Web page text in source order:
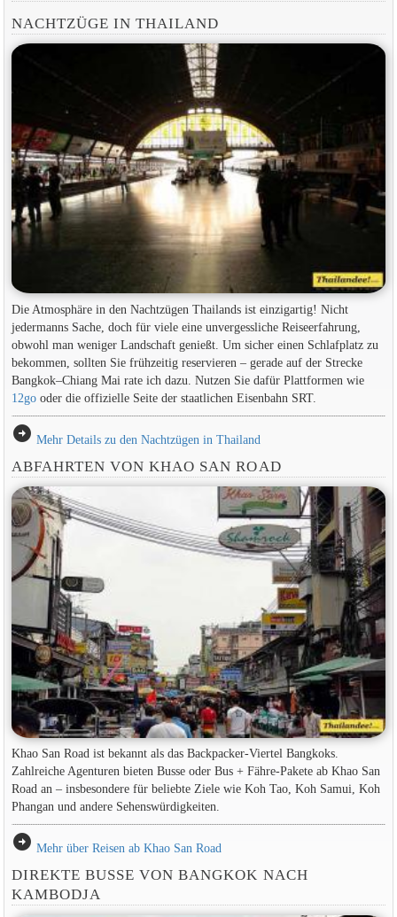
NACHTZÜGE IN THAILAND
Die Atmosphäre in den Nachtzügen Thailands ist einzigartig! Nicht
jedermanns Sache, doch für viele eine unvergessliche Reiseerfahrung,
obwohl man weniger Landschaft genießt. Um sicher einen Schlafplatz zu
bekommen, sollten Sie frühzeitig reservieren – gerade auf der Strecke
Bangkok–Chiang Mai rate ich dazu. Nutzen Sie dafür Plattformen wie
12gooder die offizielle Seite der staatlichen Eisenbahn SRT.
arrow_circle_right Mehr Details zu den Nachtzügen in Thailand
ABFAHRTEN VON KHAO SAN ROAD
Khao San Road ist bekannt als das Backpacker-Viertel Bangkoks.
Zahlreiche Agenturen bieten Busse oder Bus + Fähre-Pakete ab Khao San
Road an – insbesondere für beliebte Ziele wie Koh Tao, Koh Samui, Koh
Phangan und andere Sehenswürdigkeiten.
arrow_circle_right Mehr über Reisen ab Khao San Road
DIREKTE BUSSE VON BANGKOK NACH
KAMBODJA